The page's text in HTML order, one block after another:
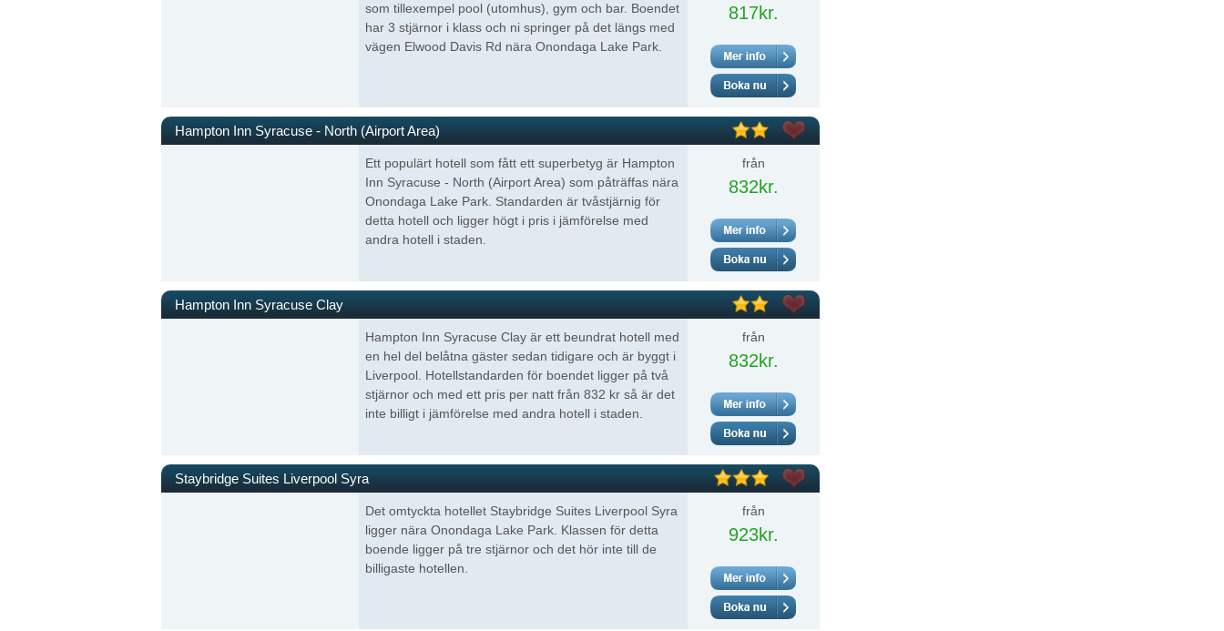
817kr.
som tillexempel pool (utomhus), gym och bar. Boendet
har 3 stjärnor i klass och ni springer på det längs med
vägen Elwood Davis Rd nära Onondaga Lake Park.
Hampton Inn Syracuse - North (Airport Area)
från
832kr.
Ett populärt hotell som fått ett superbetyg är Hampton
Inn Syracuse - North (Airport Area) som påträffas nära
Onondaga Lake Park. Standarden är tvåstjärnig för
detta hotell och ligger högt i pris i jämförelse med
andra hotell i staden.
Hampton Inn Syracuse Clay
från
832kr.
Hampton Inn Syracuse Clay är ett beundrat hotell med
en hel del belåtna gäster sedan tidigare och är byggt i
Liverpool. Hotellstandarden för boendet ligger på två
stjärnor och med ett pris per natt från 832 kr så är det
inte billigt i jämförelse med andra hotell i staden.
Staybridge Suites Liverpool Syra
från
923kr.
Det omtyckta hotellet Staybridge Suites Liverpool Syra
ligger nära Onondaga Lake Park. Klassen för detta
boende ligger på tre stjärnor och det hör inte till de
billigaste hotellen.